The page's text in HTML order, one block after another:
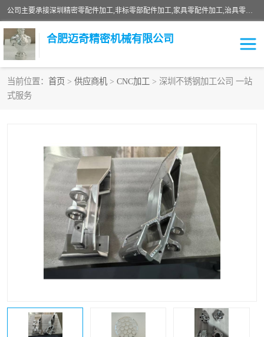
公司主要承接深圳精密零配件加工,非标零部配件加工,家具零配件加工,治具零配件加工,安徽精密零配件加工等各种各种精密机械加工，欢迎来来电咨询！
合肥迈奇精密机械有限公司
当前位置： 首页 > 供应商机 > CNC加工 > 深圳不锈钢加工公司 一站
式服务
铣床加工
家具零配件加工 数控精密机加工
零部件机加工 机床零件加工
CNC加工 数控机床加工
不锈钢加工